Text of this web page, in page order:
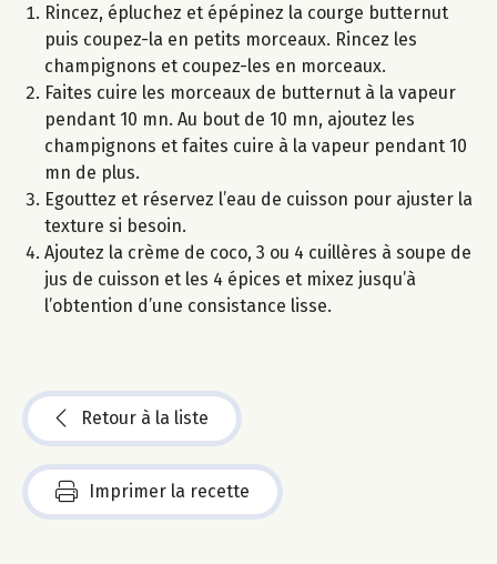
Rincez, épluchez et épépinez la courge butternut
puis coupez-la en petits morceaux. Rincez les
champignons et coupez-les en morceaux.
Faites cuire les morceaux de butternut à la vapeur
pendant 10 mn. Au bout de 10 mn, ajoutez les
champignons et faites cuire à la vapeur pendant 10
mn de plus.
Egouttez et réservez l’eau de cuisson pour ajuster la
texture si besoin.
Ajoutez la crème de coco, 3 ou 4 cuillères à soupe de
jus de cuisson et les 4 épices et mixez jusqu’à
l’obtention d’une consistance lisse.
Retour à la liste
Imprimer la recette